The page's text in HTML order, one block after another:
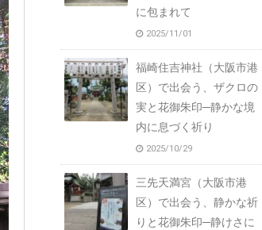
に包まれて
2025/11/01
福崎住吉神社（大阪市港
区）で出会う、ザクロの
実と花御朱印─静かな境
内に息づく祈り
2025/10/29
三先天満宮（大阪市港
区）で出会う、静かな祈
りと花御朱印─静けさに